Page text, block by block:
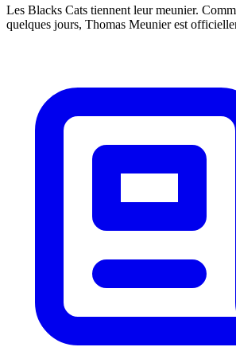
Les Blacks Cats tiennent leur meunier.
quelques jours, Thomas Meunier est